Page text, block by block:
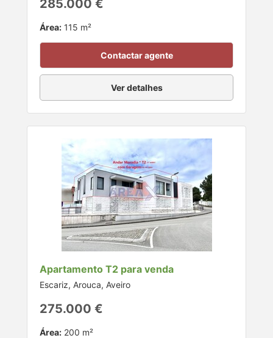
285.000 €
Área: 115 m²
Contactar agente
Ver detalhes
Apartamento T2 para venda
Escariz, Arouca, Aveiro
275.000 €
Área: 200 m²